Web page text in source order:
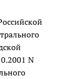
N